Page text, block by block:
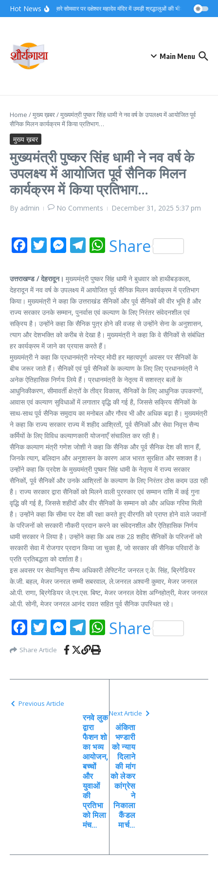
Skip to content
Hot Newsसावन के दूसरे सोमवार पर दक्षेश्वर महादेव मंदिर में उमड़ी श्रद्धालुओं की भीड़… लगातार
Main Menu
Home /मुख्य ख़बर/मुख्यमंत्री पुष्कर सिंह धामी ने नव वर्ष के उपलक्ष्य में आयोजित पूर्व
सैनिक मिलन कार्यक्रम में किया प्रतिभाग…
मुख्य ख़बर
मुख्यमंत्री पुष्कर सिंह धामी ने नव वर्ष के
उपलक्ष्य में आयोजित पूर्व सैनिक मिलन
कार्यक्रम में किया प्रतिभाग…
By admin No Comments December 31, 2025 5:37 pm
Facebook
Twitter
Messenger
Telegram
WhatsApp
Share
उत्तराखण्ड / देहरादून। मुख्यमंत्री पुष्कर सिंह धामी ने बुधवार को हाथीबड़कला,
देहरादून में नव वर्ष के उपलक्ष्य में आयोजित पूर्व सैनिक मिलन कार्यक्रम में प्रतिभाग
किया। मुख्यमंत्री ने कहा कि उत्तराखंड सैनिकों और पूर्व सैनिकों की वीर भूमि है और
राज्य सरकार उनके सम्मान, पुनर्वास एवं कल्याण के लिए निरंतर संवेदनशील एवं
सक्रिय है। उन्होंने कहा कि सैनिक पुत्र होने की वजह से उन्होंने सेना के अनुशासन,
त्याग और देशभक्ति को करीब से देखा है। मुख्यमंत्री ने कहा कि वे सैनिकों से संबंधित
हर कार्यक्रम में जाने का प्रयास करते हैं।
मुख्यमंत्री ने कहा कि प्रधानमंत्री नरेन्द्र मोदी हर महत्वपूर्ण अवसर पर सैनिकों के
बीच जरूर जाते हैं। सैनिकों एवं पूर्व सैनिकों के कल्याण के लिए लिए प्रधानमंत्री ने
अनेक ऐतिहासिक निर्णय लिये हैं। प्रधानमंत्री के नेतृत्व में सशस्त्र बलों के
आधुनिकीकरण, सीमावर्ती क्षेत्रों के तीव्र विकास, सैनिकों के लिए आधुनिक उपकरणों,
आवास एवं कल्याण सुविधाओं में लगातार वृद्धि की गई है, जिससे सक्रिय सैनिकों के
साथ-साथ पूर्व सैनिक समुदाय का मनोबल और गौरव भी और अधिक बढ़ा है। मुख्यमंत्री
ने कहा कि राज्य सरकार राज्य में शहीद आश्रितों, पूर्व सैनिकों और सेवा निवृत्त सैन्य
कर्मियों के लिए विविध कल्याणकारी योजनाएँ संचालित कर रही है।
सैनिक कल्याण मंत्री गणेश जोशी ने कहा कि सैनिक और पूर्व सैनिक देश की शान हैं,
जिनके त्याग, बलिदान और अनुशासन के कारण आज भारत सुरक्षित और सशक्त है।
उन्होंने कहा कि प्रदेश के मुख्यमंत्री पुष्कर सिंह धामी के नेतृत्व में राज्य सरकार
सैनिकों, पूर्व सैनिकों और उनके आश्रितों के कल्याण के लिए निरंतर ठोस कदम उठा रही
है। राज्य सरकार द्वारा सैनिकों को मिलने वाली पुरस्कार एवं सम्मान राशि में कई गुना
वृद्धि की गई है, जिससे शहीदों और वीर सैनिकों के सम्मान को और अधिक गरिमा मिली
है। उन्होंने कहा कि सीमा पर देश की रक्षा करते हुए वीरगति को प्राप्त होने वाले जवानों
के परिजनों को सरकारी नौकरी प्रदान करने का संवेदनशील और ऐतिहासिक निर्णय
धामी सरकार ने लिया है। उन्होंने कहा कि अब तक 28 शहीद सैनिकों के परिजनों को
सरकारी सेवा में रोजगार प्रदान किया जा चुका है, जो सरकार की सैनिक परिवारों के
प्रति प्रतिबद्धता को दर्शाता है।
इस अवसर पर सेवानिवृत्त सैन्य अधिकारी लेफ्टिनेंट जनरल ए.के. सिंह, ब्रिगेडियर
के.जी. बहल, मेजर जनरल सम्मी सबरवाल, ले.जनरल अश्वनी कुमार, मेजर जनरल
ओ.पी. राणा, ब्रिगेडियर जे.एन.एस. बिष्ट, मेजर जनरल देवेश अग्निहोत्री, मेजर जनरल
ओ.पी. सोनी, मेजर जनरल आनंद रावत सहित पूर्व सैनिक उपस्थित रहे।
Facebook
Twitter
Messenger
Telegram
WhatsApp
Share
Share Article
Previous Article
रनवे लुक
द्वारा
फैशन शो
का भव्य
आयोजन,
बच्चों
और
युवाओं
की
प्रतिभा
को मिला
मंच…
Next Article
अंकिता
भण्डारी
को न्याय
दिलाने
की मांग
को लेकर
कांग्रेस
ने
निकाला
कैंडल
मार्च…